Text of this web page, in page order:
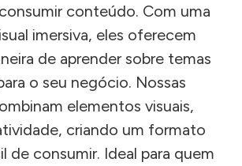
conteúdo. Com uma
imersiva, eles oferecem
de aprender sobre temas
o seu negócio. Nossas
elementos visuais,
criando um formato
de consumir. Ideal para quem